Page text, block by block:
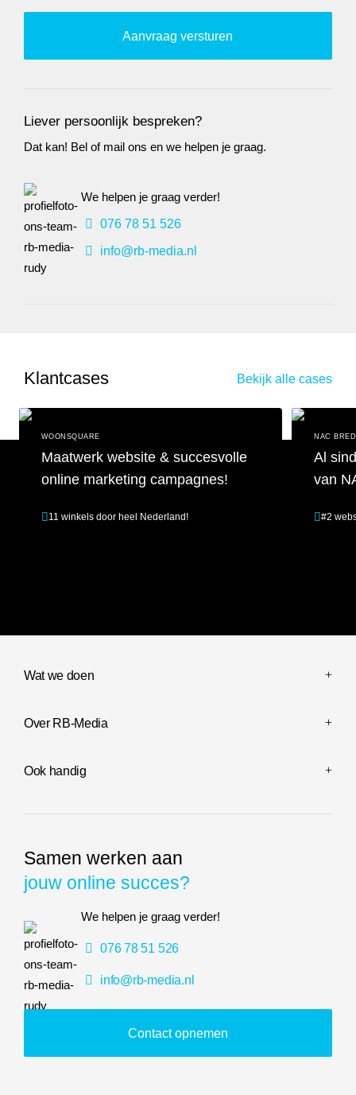
Liever persoonlijk bespreken?
Dat kan! Bel of mail ons en we helpen je graag.
We helpen je graag verder!
076 78 51 526
info@rb-media.nl
Klantcases Bekijk alle cases
WOONSQUARE
Maatwerk website & succesvolle
online marketing campagnes!
11 winkels door heel Nederland!
NAC
Al
van
#2
Samen werken aan
jouw online succes?
We helpen je graag verder!
076 78 51 526
info@rb-media.nl
Contact opnemen
Wat we doen
Over RB-Media
Ook handig